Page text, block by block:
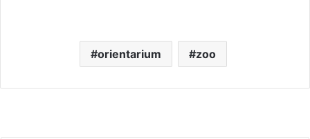
orientarium zoo